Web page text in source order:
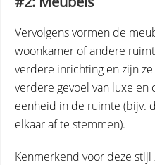
Vervolgens vormen de
woonkamer of andere
verdere inrichting en zijn
verdere gevoel van luxe
eenheid in de ruimte (bijv.
elkaar af te stemmen).
Kenmerkend voor deze